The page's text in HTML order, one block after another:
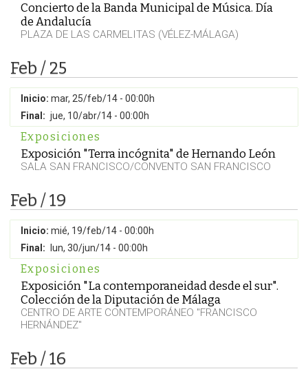
Concierto de la Banda Municipal de Música. Día
de Andalucía
PLAZA DE LAS CARMELITAS (VÉLEZ-MÁLAGA)
Feb / 25
Inicio: mar, 25/feb/14 - 00:00h
Final: jue, 10/abr/14 - 00:00h
Exposiciones
Exposición "Terra incógnita" de Hernando León
SALA SAN FRANCISCO/CONVENTO SAN FRANCISCO
Feb / 19
Inicio: mié, 19/feb/14 - 00:00h
Final:
lun, 30/jun/14 - 00:00h
Exposiciones
Exposición "La contemporaneidad desde el sur".
Colección de la Diputación de Málaga
CENTRO DE ARTE CONTEMPORÁNEO "FRANCISCO
HERNÁNDEZ"
Feb / 16